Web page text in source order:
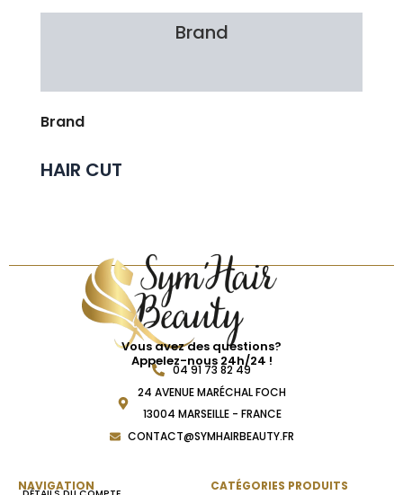
Brand
Brand
HAIR CUT
Vous avez des questions?
Appelez-nous 24h/24 !
04 91 73 82 49
24 AVENUE MARÉCHAL FOCH
13004 MARSEILLE - FRANCE
CONTACT@SYMHAIRBEAUTY.FR
NAVIGATION CATÉGORIES PRODUITS